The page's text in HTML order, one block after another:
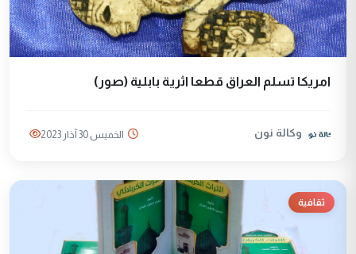
امريكا تسلم العراق قطعا اثرية بابلية (صور)
وكالة نون الخميس 30 آذار 2023
ثقافية